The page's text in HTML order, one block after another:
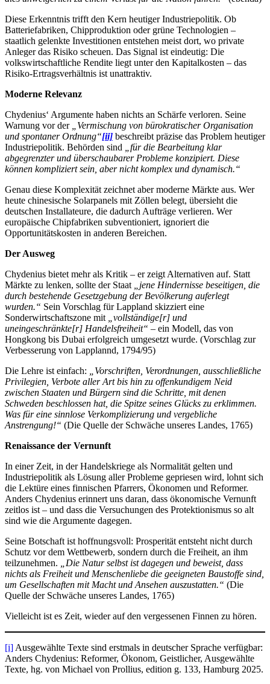
Diese Erkenntnis trifft den Kern heutiger Industriepolitik. Ob
Batteriefabriken, Chipproduktion oder grüne Technologien –
staatlich gelenkte Investitionen entstehen meist dort, wo private
Anleger das Risiko scheuen. Das Signal ist eindeutig: Die
volkswirtschaftliche Rendite liegt unter den Kapitalkosten – das
Risiko-Ertragsverhältnis ist unattraktiv.
Moderne Relevanz
Chydenius‘ Argumente haben nichts an Schärfe verloren. Seine
Warnung vor der
„Vermischung von bürokratischer Organisation
und spontaner Ordnung“[ii] beschreibt präzise das Problem heutiger
Industriepolitik. Behörden sind
„für die Bearbeitung klar
abgegrenzter und überschaubarer Probleme konzipiert. Diese
können kompliziert sein, aber nicht komplex und dynamisch.“
Genau diese Komplexität zeichnet aber moderne Märkte aus. Wer
heute chinesische Solarpanels mit Zöllen belegt, übersieht die
deutschen Installateure, die dadurch Aufträge verlieren. Wer
europäische Chipfabriken subventioniert, ignoriert die
Opportunitätskosten in anderen Bereichen.
Der Ausweg
Chydenius bietet mehr als Kritik – er zeigt Alternativen auf. Statt
Märkte zu lenken, sollte der Staat
„jene Hindernisse beseitigen, die
durch bestehende Gesetzgebung der Bevölkerung auferlegt
wurden.“ Sein Vorschlag für Lappland skizziert eine
Sonderwirtschaftszone mit
„vollständige[r] und
uneingeschränkte[r] Handelsfreiheit“ – ein Modell, das von
Hongkong bis Dubai erfolgreich umgesetzt wurde. (Vorschlag zur
Verbesserung von Lapplannd, 1794/95)
Die Lehre ist einfach:
„Vorschriften, Verordnungen, ausschließliche
Privilegien, Verbote aller Art bis hin zu offenkundigem Neid
zwischen Staaten und Bürgern sind die Schritte, mit denen
Schweden beschlossen hat, die Spitze seines Glücks zu erklimmen.
Was für eine sinnlose Verkomplizierung und vergebliche
Anstrengung!“ (Die Quelle der Schwäche unseres Landes, 1765)
Renaissance der Vernunft
In einer Zeit, in der Handelskriege als Normalität gelten und
Industriepolitik als Lösung aller Probleme gepriesen wird, lohnt sich
die Lektüre eines finnischen Pfarrers, Ökonomen und Reformer.
Anders Chydenius erinnert uns daran, dass ökonomische Vernunft
zeitlos ist – und dass die Versuchungen des Protektionismus so alt
sind wie die Argumente dagegen.
Seine Botschaft ist hoffnungsvoll: Prosperität entsteht nicht durch
Schutz vor dem Wettbewerb, sondern durch die Freiheit, an ihm
teilzunehmen.
„Die Natur selbst ist dagegen und beweist, dass
nichts als Freiheit und Menschenliebe die geeigneten Baustoffe sind,
um Gesellschaften mit Macht und Ansehen auszustatten.“ (Die
Quelle der Schwäche unseres Landes, 1765)
Vielleicht ist es Zeit, wieder auf den vergessenen Finnen zu hören.
[i] Ausgewählte Texte sind erstmals in deutscher Sprache verfügbar:
Anders Chydenius: Reformer, Ökonom, Geistlicher, Ausgewählte
Texte, hg. von Michael von Prollius, edition g. 133, Hamburg 2025.